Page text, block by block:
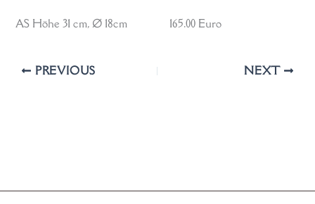
AS Höhe 31 cm, Ø 18cm 165.00 Euro
PREVIOUS NEXT